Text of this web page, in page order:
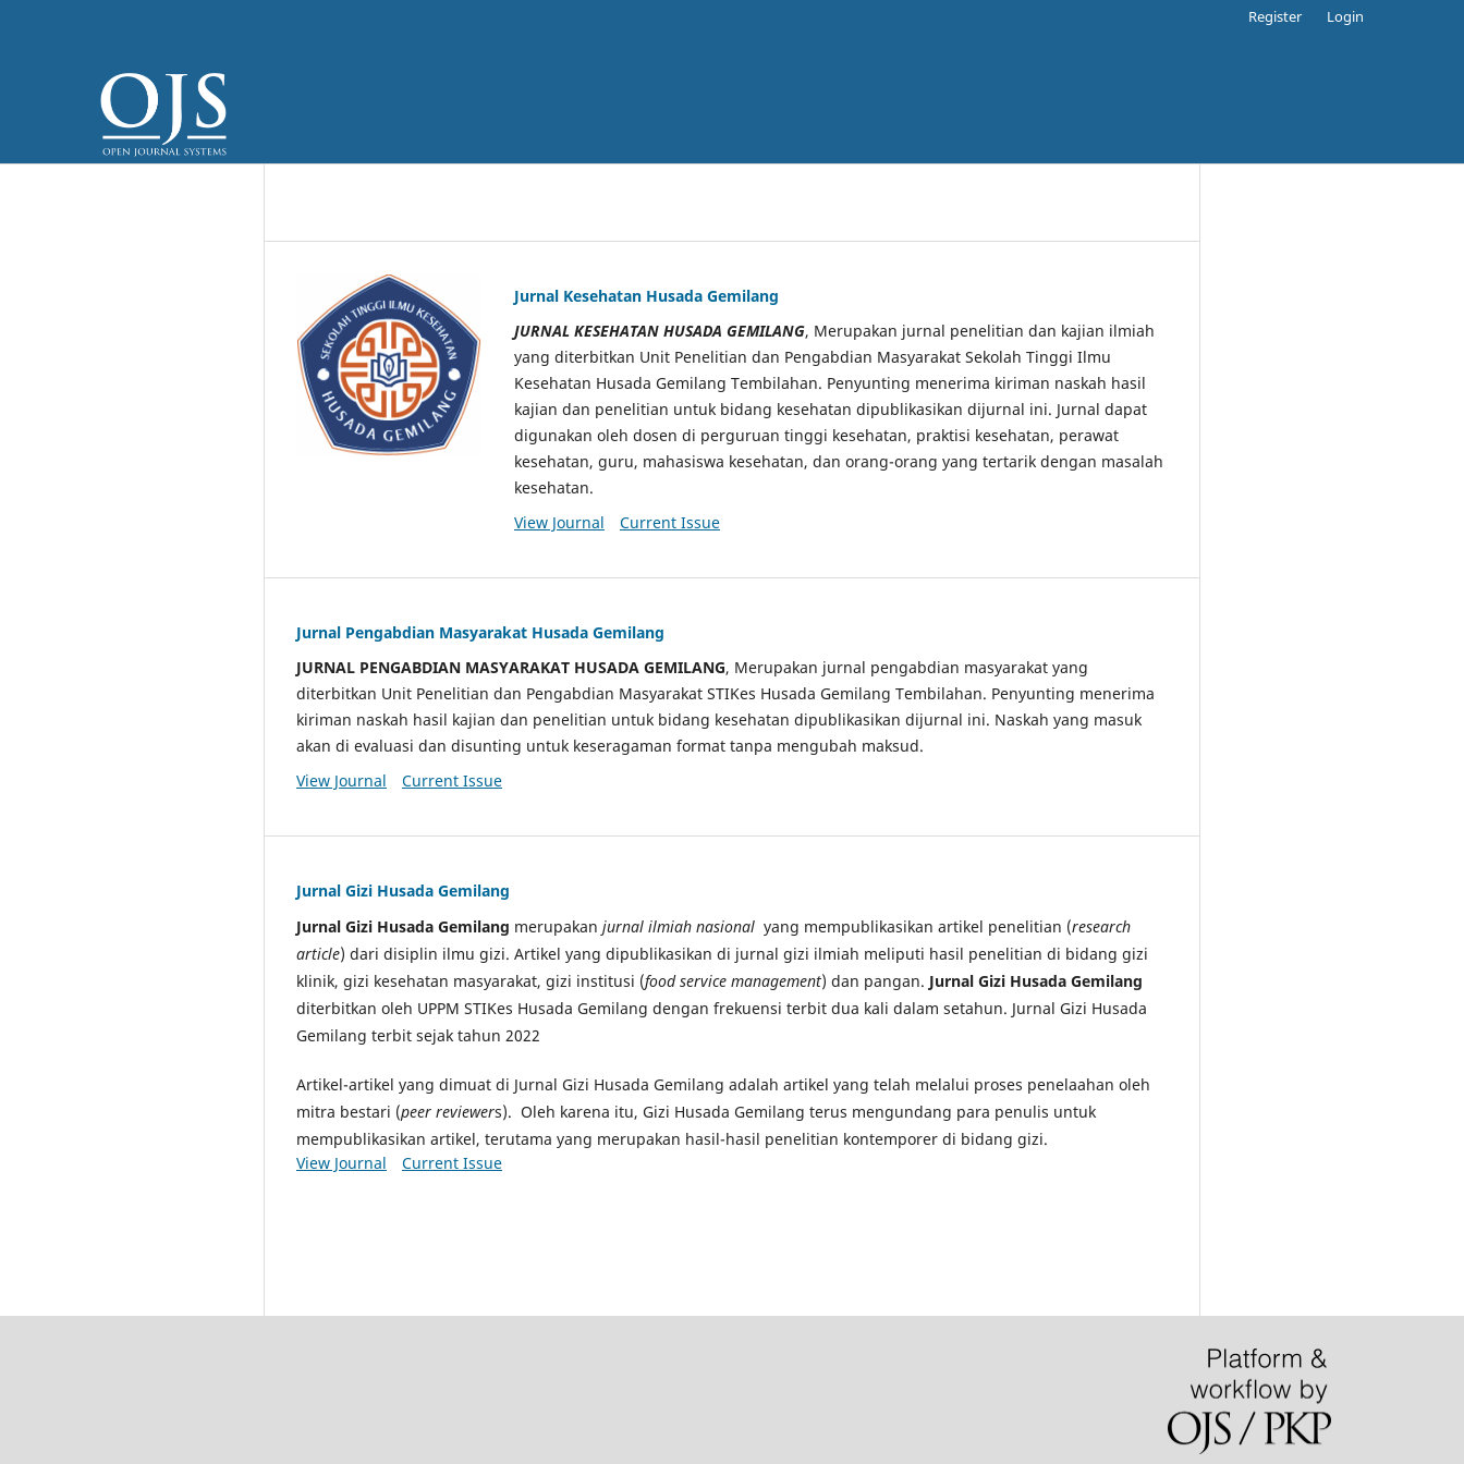
Register Login
Jurnal Kesehatan Husada Gemilang
JURNAL KESEHATAN HUSADA GEMILANG, Merupakan jurnal penelitian dan kajian ilmiah
yang diterbitkan Unit Penelitian dan Pengabdian Masyarakat Sekolah Tinggi Ilmu
Kesehatan Husada Gemilang Tembilahan. Penyunting menerima kiriman naskah hasil
kajian dan penelitian untuk bidang kesehatan dipublikasikan dijurnal ini. Jurnal dapat
digunakan oleh dosen di perguruan tinggi kesehatan, praktisi kesehatan, perawat
kesehatan, guru, mahasiswa kesehatan, dan orang-orang yang tertarik dengan masalah
kesehatan.
View Journal
Current Issue
Jurnal Pengabdian Masyarakat Husada Gemilang
JURNAL PENGABDIAN MASYARAKAT HUSADA GEMILANG, Merupakan jurnal pengabdian masyarakat yang
diterbitkan Unit Penelitian dan Pengabdian Masyarakat STIKes Husada Gemilang Tembilahan. Penyunting menerima
kiriman naskah hasil kajian dan penelitian untuk bidang kesehatan dipublikasikan dijurnal ini. Naskah yang masuk
akan di evaluasi dan disunting untuk keseragaman format tanpa mengubah maksud.
View Journal
Current Issue
Jurnal Gizi Husada Gemilang
Jurnal Gizi Husada Gemilang merupakan jurnal ilmiah nasional yang mempublikasikan artikel penelitian (research
article) dari disiplin ilmu gizi. Artikel yang dipublikasikan di jurnal gizi ilmiah meliputi hasil penelitian di bidang gizi
klinik, gizi kesehatan masyarakat, gizi institusi (food service management) dan pangan. Jurnal Gizi Husada Gemilang
diterbitkan oleh UPPM STIKes Husada Gemilang dengan frekuensi terbit dua kali dalam setahun. Jurnal Gizi Husada
Gemilang terbit sejak tahun 2022
Artikel-artikel yang dimuat di Jurnal Gizi Husada Gemilang adalah artikel yang telah melalui proses penelaahan oleh
mitra bestari (peer reviewers). Oleh karena itu, Gizi Husada Gemilang terus mengundang para penulis untuk
mempublikasikan artikel, terutama yang merupakan hasil-hasil penelitian kontemporer di bidang gizi.
View Journal
Current Issue